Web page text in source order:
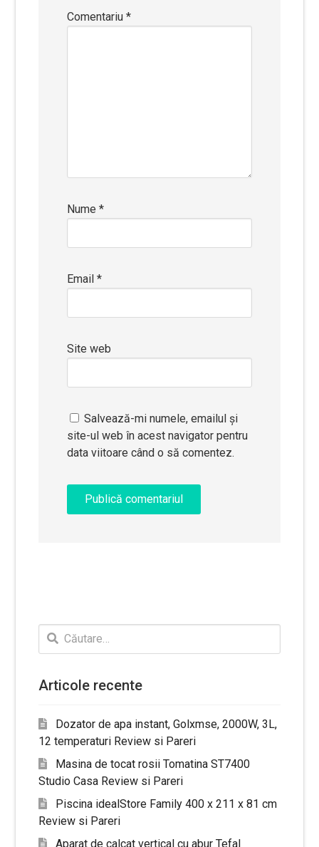
Comentariu*
Nume*
Email*
Site web
Salvează-mi numele, emailul și
site-ul web în acest navigator pentru
data viitoare când o să comentez.
Caută
după:
Articole recente
Dozator de apa instant, Golxmse, 2000W, 3L,
12 temperaturi Review si Pareri
Masina de tocat rosii Tomatina ST7400
Studio Casa Review si Pareri
Piscina idealStore Family 400 x 211 x 81 cm
Review si Pareri
Aparat de calcat vertical cu abur Tefal